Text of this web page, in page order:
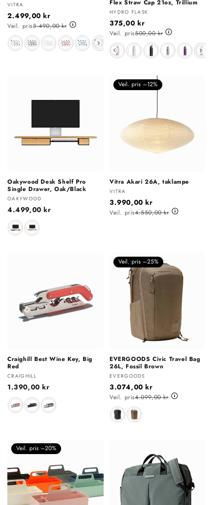
Selger:
VITRA
2.499,00 kr
Veil. pris3.490,00 kr
Farge
Flex Straw Cap 21oz, Trillium
Selger:
HYDRO FLASK
375,00 kr
Veil. pris500,00 kr
Farge
Oakywood Desk Shelf Pro
Single Drawer, Oak/Black
Selger:
OAKYWOOD
Vanlig
pris
4.499,00 kr
Materiale
Veil. pris –12%
Vitra Akari 26A, taklampe
Selger:
VITRA
3.990,00 kr
Veil. pris4.550,00 kr
Craighill Best Wine Key, Big
Red
Selger:
CRAIGHILL
Vanlig
pris
1.390,00 kr
Farge
Veil. pris –25%
EVERGOODS Civic Travel Bag
26L, Fossil Brown
Selger:
EVERGOODS
3.074,00 kr
Veil. pris4.099,00 kr
Farge
Veil. pris –20%